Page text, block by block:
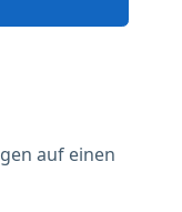
auf einen